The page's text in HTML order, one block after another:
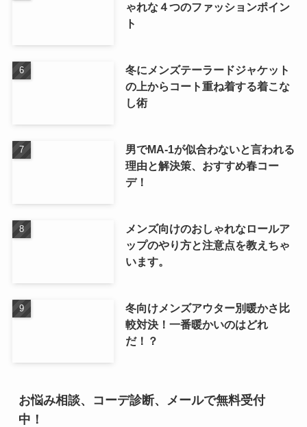
ゃれな４つのファッションポイン
ト
冬にメンズテーラードジャケット
の上からコート重ね着する着こな
し術
男でMA-1が似合わないと言われる
理由と解決策、おすすめ春コー
デ！
メンズ向けのおしゃれなロールア
ップのやり方と注意点を教えちゃ
います。
冬向けメンズアウター別暖かさ比
較対決！一番暖かいのはどれ
だ！？
お悩み相談、コーデ診断、メールで無料受付
中！